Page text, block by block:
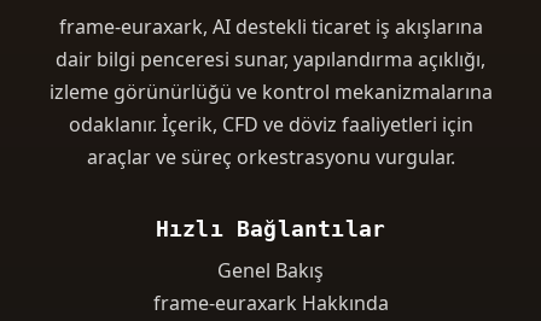
frame-euraxark, AI destekli ticaret iş akışlarına
dair bilgi penceresi sunar, yapılandırma açıklığı,
izleme görünürlüğü ve kontrol mekanizmalarına
odaklanır. İçerik, CFD ve döviz faaliyetleri için
araçlar ve süreç orkestrasyonu vurgular.
Hızlı Bağlantılar
Genel Bakış
frame-euraxark Hakkında